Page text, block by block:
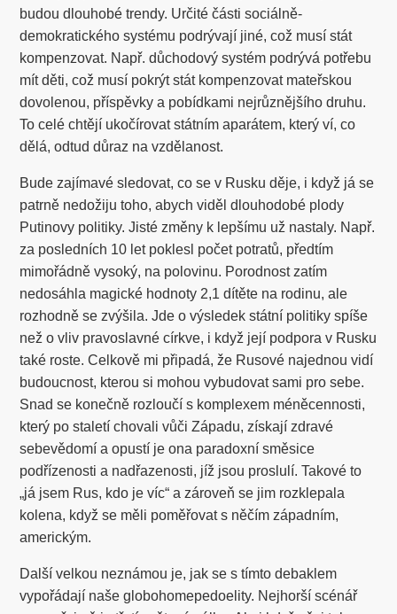
budou dlouhobé trendy. Určité části sociálně-
demokratického systému podrývají jiné, což musí stát
kompenzovat. Např. důchodový systém podrývá potřebu
mít děti, což musí pokrýt stát kompenzovat mateřskou
dovolenou, příspěvky a pobídkami nejrůznějšího druhu.
To celé chtějí ukočírovat státním aparátem, který ví, co
dělá, odtud důraz na vzdělanost.
Bude zajímavé sledovat, co se v Rusku děje, i když já se
patrně nedožiju toho, abych viděl dlouhodobé plody
Putinovy politiky. Jisté změny k lepšímu už nastaly. Např.
za posledních 10 let poklesl počet potratů, předtím
mimořádně vysoký, na polovinu. Porodnost zatím
nedosáhla magické hodnoty 2,1 dítěte na rodinu, ale
rozhodně se zvýšila. Jde o výsledek státní politiky spíše
než o vliv pravoslavné církve, i když její podpora v Rusku
také roste. Celkově mi připadá, že Rusové najednou vidí
budoucnost, kterou si mohou vybudovat sami pro sebe.
Snad se konečně rozloučí s komplexem méněcennosti,
který po staletí chovali vůči Západu, získají zdravé
sebevědomí a opustí je ona paradoxní směsice
podřízenosti a nadřazenosti, jíž jsou proslulí. Takové to
„já jsem Rus, kdo je víc“ a zároveň se jim rozklepala
kolena, když se měli poměřovat s něčím západním,
americkým.
Další velkou neznámou je, jak se s tímto debaklem
vypořádají naše globohomepedoelity. Nejhorší scénář